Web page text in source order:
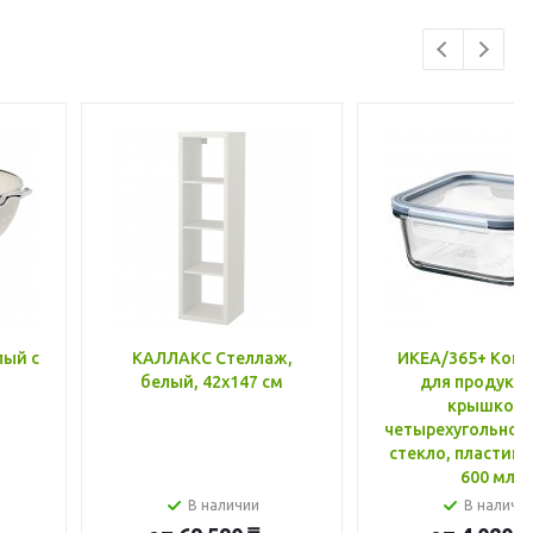
с
КАЛЛАКС Стеллаж,
белый, 42x147 см
В наличии
ИКЕА/365+
для
крышкой,
стекло, пластик
600 мл
В